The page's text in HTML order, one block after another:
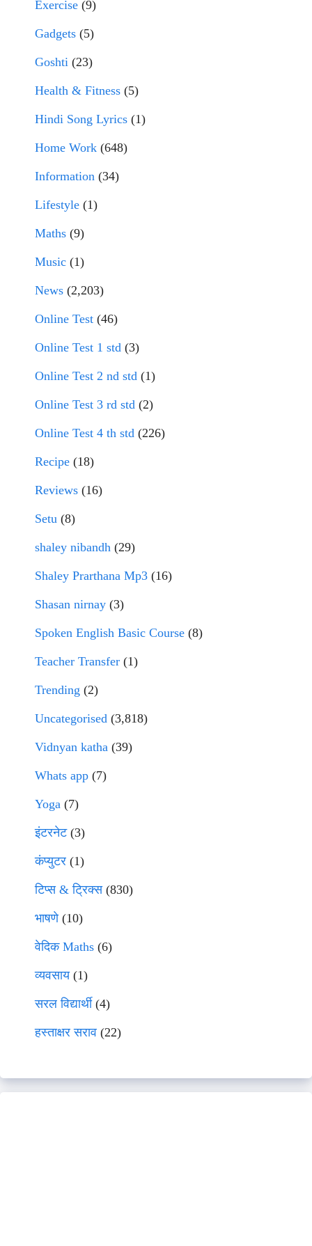
Exercise (9)
Gadgets (5)
Goshti (23)
Health & Fitness (5)
Hindi Song Lyrics (1)
Home Work (648)
Information (34)
Lifestyle (1)
Maths (9)
Music (1)
News (2,203)
Online Test (46)
Online Test 1 std (3)
Online Test 2 nd std (1)
Online Test 3 rd std (2)
Online Test 4 th std (226)
Recipe (18)
Reviews (16)
Setu (8)
shaley nibandh (29)
Shaley Prarthana Mp3 (16)
Shasan nirnay (3)
Spoken English Basic Course (8)
Teacher Transfer (1)
Trending (2)
Uncategorised (3,818)
Vidnyan katha (39)
Whats app (7)
Yoga (7)
इंटरनेट(3)
कंप्युटर (1)
टिप्स & ट्रिक्स(830)
भाषणे(10)
वेदिक Maths (6)
व्यवसाय(1)
सरल विद्यार्थी(4)
हस्ताक्षर सराव (22)